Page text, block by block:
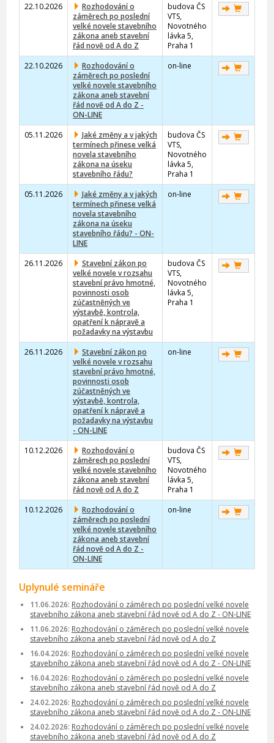
22.10.2026
Rozhodování o
záměrech po poslední
velké novele stavebního
zákona aneb stavební
řád nově od A do Z
budova ČS
VTS,
Novotného
lávka 5,
Praha 1
22.10.2026
Rozhodování o
záměrech po poslední
velké novele stavebního
zákona aneb stavební
řád nově od A do Z -
ON-LINE
on-line
05.11.2026
Jaké změny a v jakých
termínech přinese velká
novela stavebního
zákona na úseku
stavebního řádu?
budova ČS
VTS,
Novotného
lávka 5,
Praha 1
05.11.2026
Jaké změny a v jakých
termínech přinese velká
novela stavebního
zákona na úseku
stavebního řádu? - ON-
LINE
on-line
26.11.2026
Stavební zákon po
velké novele v rozsahu
stavební právo hmotné,
povinnosti osob
zúčastněných ve
výstavbě, kontrola,
opatření k nápravě a
požadavky na výstavbu
budova ČS
VTS,
Novotného
lávka 5,
Praha 1
26.11.2026
Stavební zákon po
velké novele v rozsahu
stavební právo hmotné,
povinnosti osob
zúčastněných ve
výstavbě, kontrola,
opatření k nápravě a
požadavky na výstavbu
- ON-LINE
on-line
10.12.2026
Rozhodování o
záměrech po poslední
velké novele stavebního
zákona aneb stavební
řád nově od A do Z
budova ČS
VTS,
Novotného
lávka 5,
Praha 1
10.12.2026
Rozhodování o
záměrech po poslední
velké novele stavebního
zákona aneb stavební
řád nově od A do Z -
ON-LINE
on-line
Uplynulé semináře
11.06.2026: Rozhodování o záměrech po poslední velké novele
stavebního zákona aneb stavební řád nově od A do Z - ON-LINE
11.06.2026: Rozhodování o záměrech po poslední velké novele
stavebního zákona aneb stavební řád nově od A do Z
16.04.2026: Rozhodování o záměrech po poslední velké novele
stavebního zákona aneb stavební řád nově od A do Z - ON-LINE
16.04.2026: Rozhodování o záměrech po poslední velké novele
stavebního zákona aneb stavební řád nově od A do Z
24.02.2026: Rozhodování o záměrech po poslední velké novele
stavebního zákona aneb stavební řád nově od A do Z - ON-LINE
24.02.2026: Rozhodování o záměrech po poslední velké novele
stavebního zákona aneb stavební řád nově od A do Z